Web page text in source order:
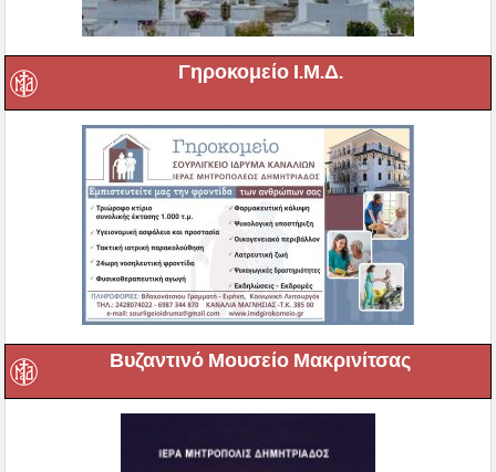
Γηροκομείο Ι.Μ.Δ.
Βυζαντινό Μουσείο Μακρινίτσας